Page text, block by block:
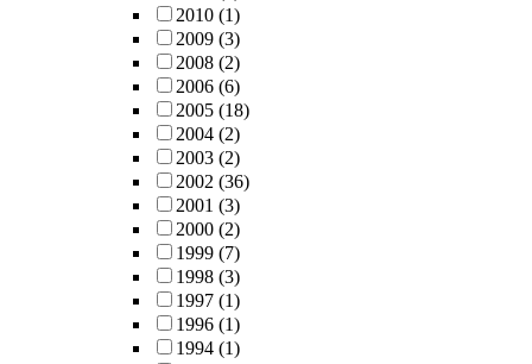
2010 (1)
2009 (3)
2008 (2)
2006 (6)
2005 (18)
2004 (2)
2003 (2)
2002 (36)
2001 (3)
2000 (2)
1999 (7)
1998 (3)
1997 (1)
1996 (1)
1994 (1)